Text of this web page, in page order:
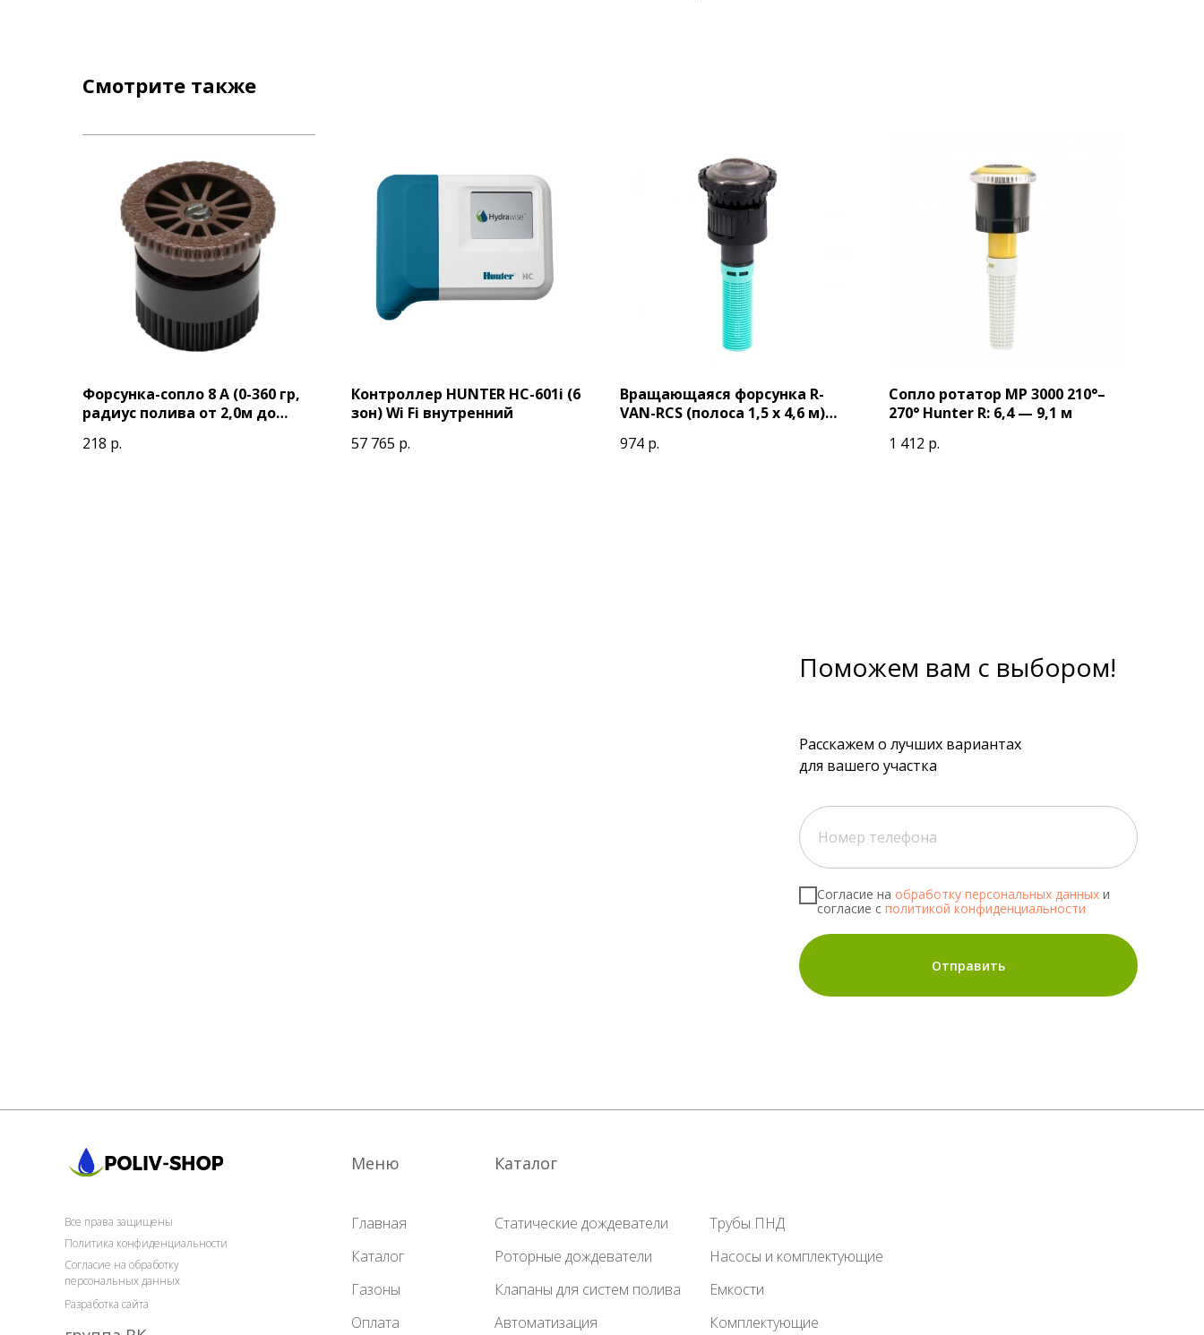
Смотрите также
Форсунка-сопло 8 A (0-360 гр,
радиус полива от 2,0м до
218 р.
Контроллер HUNTER HC-601i (6
зон) Wi Fi внутренний
57 765 р.
Вращающаяся форсунка R-
VAN-RCS (полоса 1,5 х 4,6 м)
974 р.
Сопло ротатор МР 3000 210°–
270° Hunter R: 6,4 — 9,1 м
1 412 р.
Согласие на обработку персональных данных и
согласие с политикой конфиденциальности
Отправить
Поможем вам с выбором!
Расскажем о лучших вариантах
для вашего участка
Главная
Все права защищены
Политика конфиденциальности
Разработка сайта
Согласие на обработку
персональных данных
Каталог
Газоны
Оплата
Статические дождеватели
Роторные дождеватели
Клапаны для систем полива
Автоматизация
Меню Каталог
Трубы ПНД
Насосы и комплектующие
Емкости
Комплектующие